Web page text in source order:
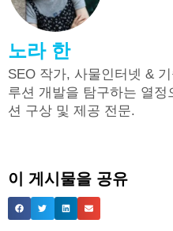
노라 한
SEO 작가, 사물인터넷 &
루션 개발을 탐구하는 열정
션 구상 및 제공 전문.
이 게시물을 공유